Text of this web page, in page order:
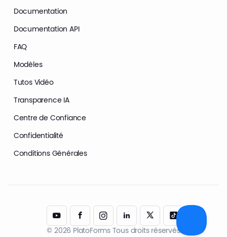
Documentation
Documentation API
FAQ
Modèles
Tutos Vidéo
Transparence IA
Centre de Confiance
Confidentialité
Conditions Générales
© 2026 PlatoForms Tous droits réservés